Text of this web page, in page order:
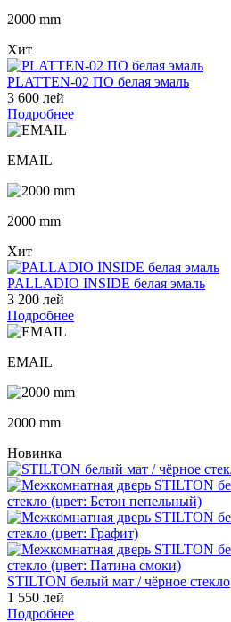
2000 mm
Хит
PLATTEN-02 ПО белая эмаль
3 600 лей
Подробнее
EMAIL
2000 mm
Хит
PALLADIO INSIDE белая эмаль
3 200 лей
Подробнее
EMAIL
2000 mm
Новинка
STILTON белый мат / чёрное стекло
1 550 лей
Подробнее